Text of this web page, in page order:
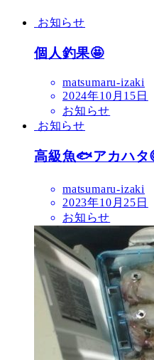
お知らせ
個人釣果🤩
matsumaru-izaki
2024年10月15日
お知らせ
お知らせ
高級魚🐟アカハタ
matsumaru-izaki
2023年10月25日
お知らせ